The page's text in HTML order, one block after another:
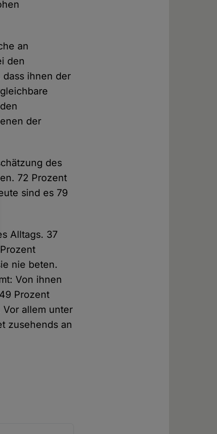
an
den
dass ihnen der
der
des
72 Prozent
sind es 79
Alltags. 37
nie beten.
Von ihnen
Prozent
allem unter
zusehends an